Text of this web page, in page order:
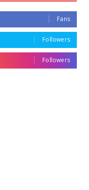
Fans
Followers
Followers